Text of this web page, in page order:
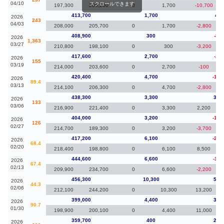
04/10
197,300
205,200 0 1,700 -10,700
2026
04/03
243
413,700 1,700
208,000
205,700 0 1,700 -2,800
2026
03/27
1,363
408,900 300
-
210,800
198,100 0 300 -3,200
2026
03/19
155
417,600 2,700
-
214,000
203,600 0 2,700 -100
2026
03/13
89.4
420,400 4,700
-
214,100
206,300 0 4,700 -2,800
2026
03/06
133
438,300 3,300
216,900
221,400 0 3,300 2,200
2026
02/27
126
404,000 3,200
-
214,700
189,300 0 3,200 -3,700
2026
02/20
68.4
417,200 6,100
-
218,400
198,800 0 6,100 8,500
2026
02/13
67.4
444,600 6,600
-
209,900
234,700 0 6,600 -2,200
2026
02/06
44.3
456,300 10,300
212,100
244,200 0 10,300 13,200
2026
01/30
90.7
399,000 4,400
198,900
200,100 0 4,400 11,000
2026 359,700 400
スクロールできます